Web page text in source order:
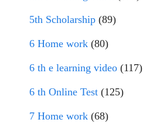
5th Scholarship (89)
6 Home work (80)
6 th e learning video (117)
6 th Online Test (125)
7 Home work (68)